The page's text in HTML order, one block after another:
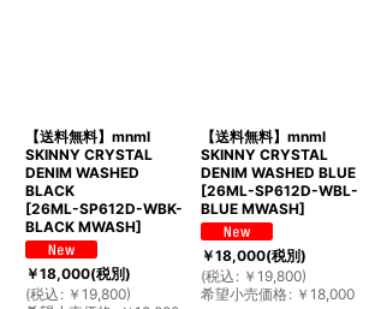
【送料無料】mnml
SKINNY CRYSTAL
DENIM WASHED
BLACK
[26ML-SP612D-WBK-
BLACK MWASH]
￥18,000(税別)
(税込 : ￥ 19,800)
【送料無料】mnml
SKINNY CRYSTAL
DENIM WASHED BLUE
[26ML-SP612D-WBL-
BLUE MWASH]
￥18,000(税別)
(税込 : ￥ 19,800)
希望小売価格: ￥ 18,000